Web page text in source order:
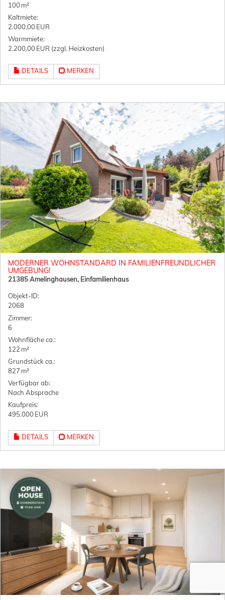
100 m²
Kaltmiete:
2.000,00 EUR
Warmmiete:
2.200,00 EUR (zzgl. Heizkosten)
DETAILS MERKEN
MODERNER WOHNSTANDARD IN FAMILIENFREUNDLICHER
UMGEBUNG!
21385 Amelinghausen, Einfamilienhaus
Objekt-ID:
2068
Zimmer:
6
Wohnfläche ca.:
122 m²
Grund­stück ca.:
827 m²
Verfügbar ab:
Nach Absprache
Kaufpreis:
495.000 EUR
DETAILS MERKEN